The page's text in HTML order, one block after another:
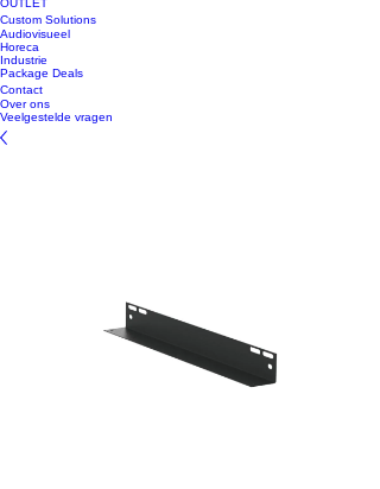
OUTLET
Custom Solutions
Audiovisueel
Horeca
Industrie
Package Deals
Contact
Over ons
Veelgestelde vragen